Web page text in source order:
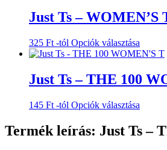
több
A
Just Ts – WOMEN’S
325 Ft -tól Opciók választása
a
több
A
a
Just Ts – THE 100
145 Ft -tól Opciók választása
több
Termék leírás: Just Ts –